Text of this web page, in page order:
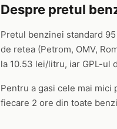
Despre pretul
Pretul benzinei standard
de retea (Petrom, OMV,
la 10.53 lei/litru, iar GPL-ul
Pentru a gasi cele mai
fiecare 2 ore din toate